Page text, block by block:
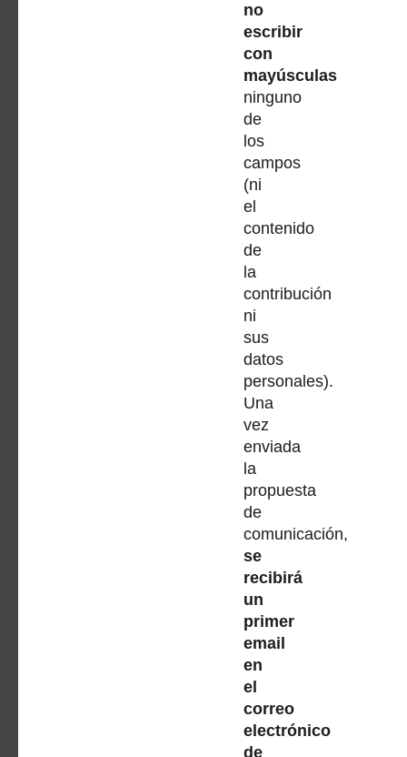
no
escribir
con
mayúsculas
ninguno
de
los
campos
(ni
el
contenido
de
la
contribución
ni
sus
datos
personales).
Una
vez
enviada
la
propuesta
de
comunicación,
se
recibirá
un
primer
email
en
el
correo
electrónico
de